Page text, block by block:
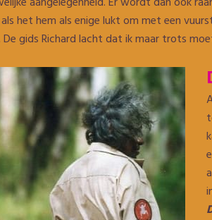
het hem als enige lukt om met een
gids Richard lacht dat ik maar trots